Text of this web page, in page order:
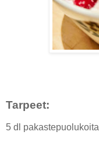
Tarpeet:
5 dl pakastepuolukoita